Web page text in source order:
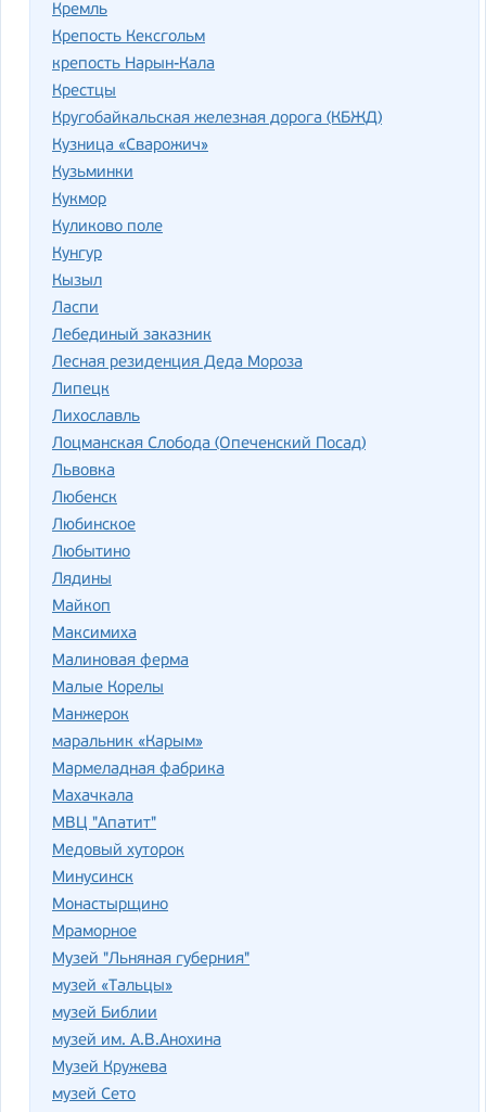
Кремль
Крепость Кексгольм
крепость Нарын-Кала
Крестцы
Кругобайкальская железная дорога (КБЖД)
Кузница «Сварожич»
Кузьминки
Кукмор
Куликово поле
Кунгур
Кызыл
Ласпи
Лебединый заказник
Лесная резиденция Деда Мороза
Липецк
Лихославль
Лоцманская Слобода (Опеченский Посад)
Львовка
Любенск
Любинское
Любытино
Лядины
Майкоп
Максимиха
Малиновая ферма
Малые Корелы
Манжерок
маральник «Карым»
Мармеладная фабрика
Махачкала
МВЦ "Апатит"
Медовый хуторок
Минусинск
Монастырщино
Мраморное
Музей "Льняная губерния"
музей «Тальцы»
музей Библии
музей им. А.В.Анохина
Музей Кружева
музей Сето